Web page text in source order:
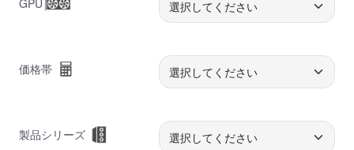
GPU
価格帯
製品シリーズ